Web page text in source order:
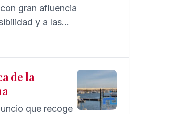
gran afluencia
y a las
en un
de la
que recoge